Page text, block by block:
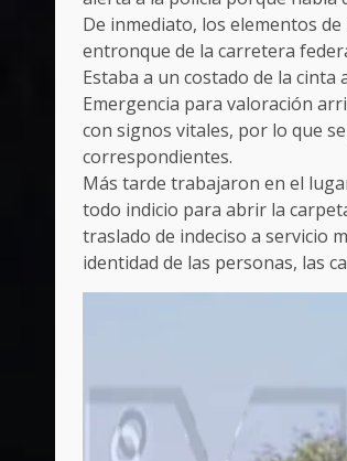
De inmediato, los elementos
entronque de la carretera
Estaba a un costado de la
Emergencia para valoración
con signos vitales, por lo que
correspondientes.
Más tarde trabajaron en el
todo indicio para abrir la
traslado de indeciso a servicio
identidad de las personas, las